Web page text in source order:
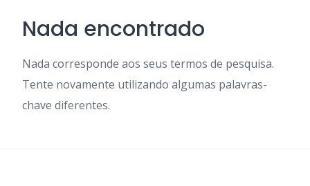
Nada encontrado
Nada corresponde aos seus termos de pesquisa.
Tente novamente utilizando algumas palavras-
chave diferentes.